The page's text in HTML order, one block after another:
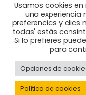
©
Usamos cookies
una experiencia
preferencias y clics
todas' estás
Si lo prefieres
para
Opciones de
Política de cookies